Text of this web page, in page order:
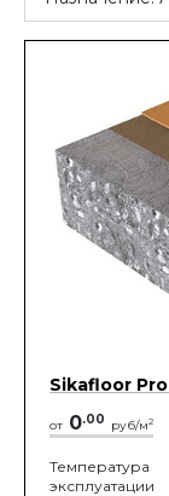
Sikafloor
от 0.00 руб/м2
Температура
эксплуатации